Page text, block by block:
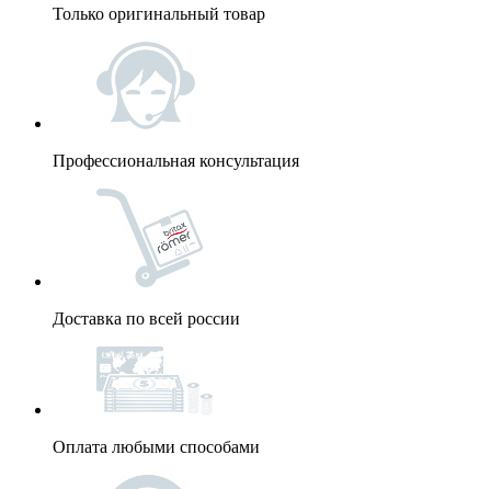
Только оригинальный товар
Профессиональная консультация
Доставка по всей россии
Оплата любыми способами